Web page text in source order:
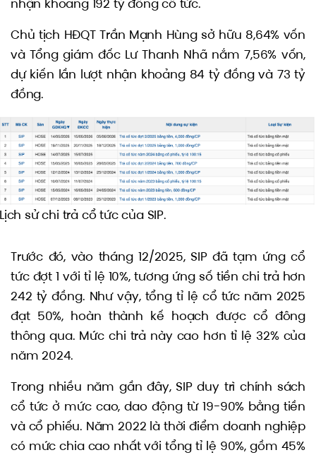
nhận khoảng 192 tỷ đồng cổ tức.
Chủ tịch HĐQT Trần Mạnh Hùng sở hữu 8,64% vốn
và Tổng giám đốc Lư Thanh Nhã nắm 7,56% vốn,
dự kiến lần lượt nhận khoảng 84 tỷ đồng và 73 tỷ
đồng.
Lịch sử chi trả cổ tức của SIP.
Trước đó, vào tháng 12/2025, SIP đã tạm ứng cổ
tức đợt 1 với tỉ lệ 10%, tương ứng số tiền chi trả hơn
242 tỷ đồng. Như vậy, tổng tỉ lệ cổ tức năm 2025
đạt 50%, hoàn thành kế hoạch được cổ đông
thông qua. Mức chi trả này cao hơn tỉ lệ 32% của
năm 2024.
Trong nhiều năm gần đây, SIP duy trì chính sách
cổ tức ở mức cao, dao động từ 19-90% bằng tiền
và cổ phiếu. Năm 2022 là thời điểm doanh nghiệp
có mức chia cao nhất với tổng tỉ lệ 90%, gồm 45%